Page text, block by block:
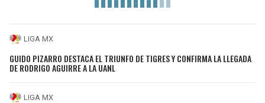
LIGA MX
GUIDO PIZARRO DESTACA EL TRIUNFO DE TIGRES Y CONFIRMA LA LLEGADA
DE RODRIGO AGUIRRE A LA UANL
LIGA MX